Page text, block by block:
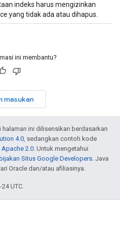
indeks harus mengizinkan
yang tidak ada atau dihapus.
ini membantu?
masukan
ini dilisensikan berdasarkan
4.0, sedangkan contoh kode
2.0. Untuk mengetahui
Situs Google Developers. Java
Oracle dan/atau afiliasinya.
UTC.